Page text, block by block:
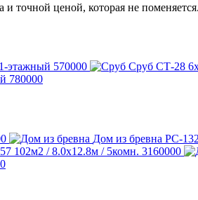
точной ценой, которая не поменяется.
этажный 570000 Сруб СТ-28
780000
Дом из бревна РС-132
102м2 / 8.0х12.8м / 5комн. 3160000